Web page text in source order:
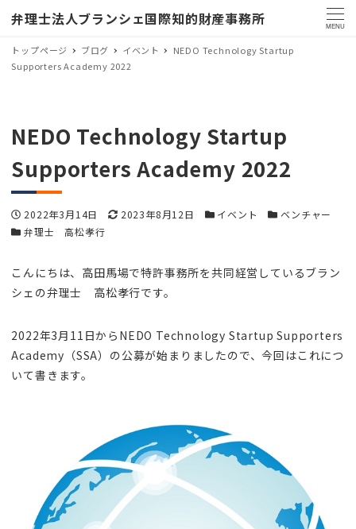
弁理士法人ブランシェ国際知的財産事務所 MENU
トップページ ブログ イベント
NEDO Technology Startup
Supporters Academy 2022
NEDO Technology Startup
Supporters Academy 2022
投稿日
2022年3月14日 更新日
2023年8月12日 カテゴリー
イベント カテゴリー
ベンチャー
カテゴリー
弁理士 高松孝行
こんにちは、高田馬場で特許事務所を共同経営しているブラン
シェの弁理士 高松孝行です。
2022年3月11日からNEDO Technology Startup Supporters
Academy（SSA）の公募が始まりましたので、今回はこれにつ
いて書きます。